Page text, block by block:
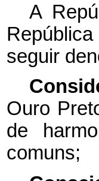
A
seguir
Ouro
de
comuns;